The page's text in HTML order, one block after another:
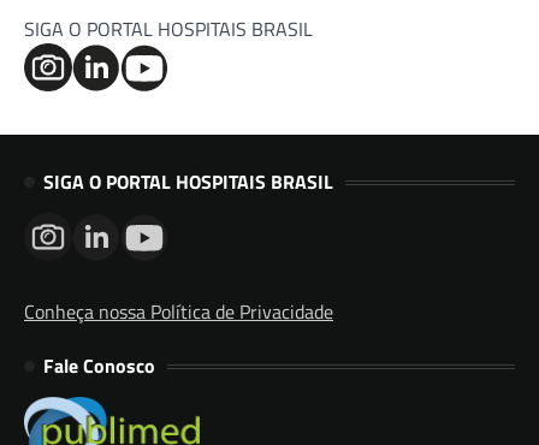
SIGA O PORTAL HOSPITAIS BRASIL
SIGA O PORTAL HOSPITAIS BRASIL
Conheça nossa Política de Privacidade
Fale Conosco